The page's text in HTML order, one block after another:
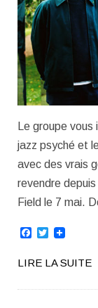
Le groupe
jazz psyché et
avec des vrais
revendre
Field le 7 mai.
Facebook
Twitter
LIRE LA SUITE